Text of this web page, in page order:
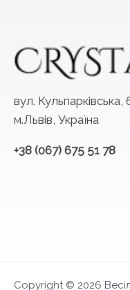
вул. Кульпарківська,
м.Львів, Україна
+38 (067) 675 51 78
Copyright © 2026